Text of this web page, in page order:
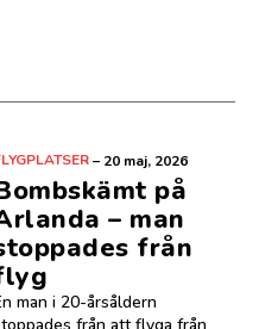
– 20 maj, 2026
på
– man
från
man i 20-årsåldern